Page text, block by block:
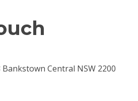
Bankstown Central NSW 2200